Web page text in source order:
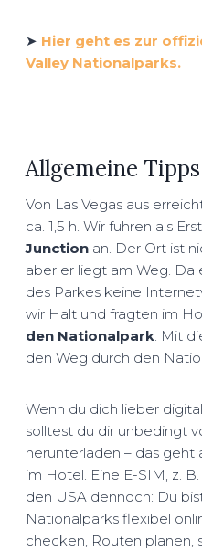
➤ Hier geht es zur
Valley Nationalparks.
Allgemeine
Von Las Vegas aus
ca. 1,5 h. Wir fuhren als
Junctionan. Der Ort ist
aber er liegt am Weg. Da
des Parkes keine
wir Halt und fragten im
den Nationalpark. Mit
den Weg durch den
Wenn du dich lieber
solltest du dir unbedingt
herunterladen – das geht
im Hotel. Eine E-SIM, z.
den USA dennoch: Du
Nationalparks flexibel
checken, Routen planen,